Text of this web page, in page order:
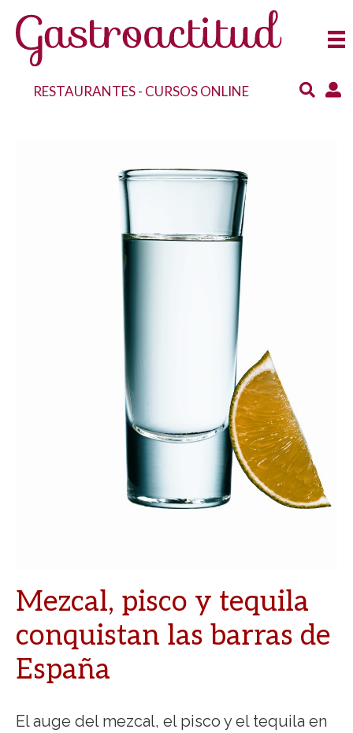
RESTAURANTES- CURSOS ONLINE
Mezcal, pisco y tequila
conquistan las barras de
España
El auge del mezcal, el pisco y el tequila en